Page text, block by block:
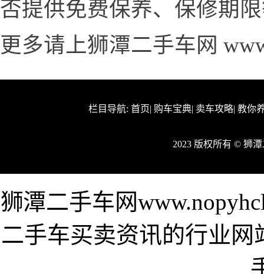
否提供免费保养、保修期
更多请上狮潭二手车网
栏目导航: 首页| 购车宝典| 卖车攻略| 教你
2023 版权所有 © 狮
狮潭二手车网
二手车买卖资讯的行业